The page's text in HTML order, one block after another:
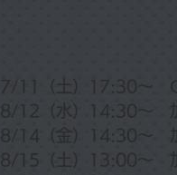
7/11（土）17:30～
8/12（水）14:30～
8/14（金）14:30～
8/15（土）13:00～